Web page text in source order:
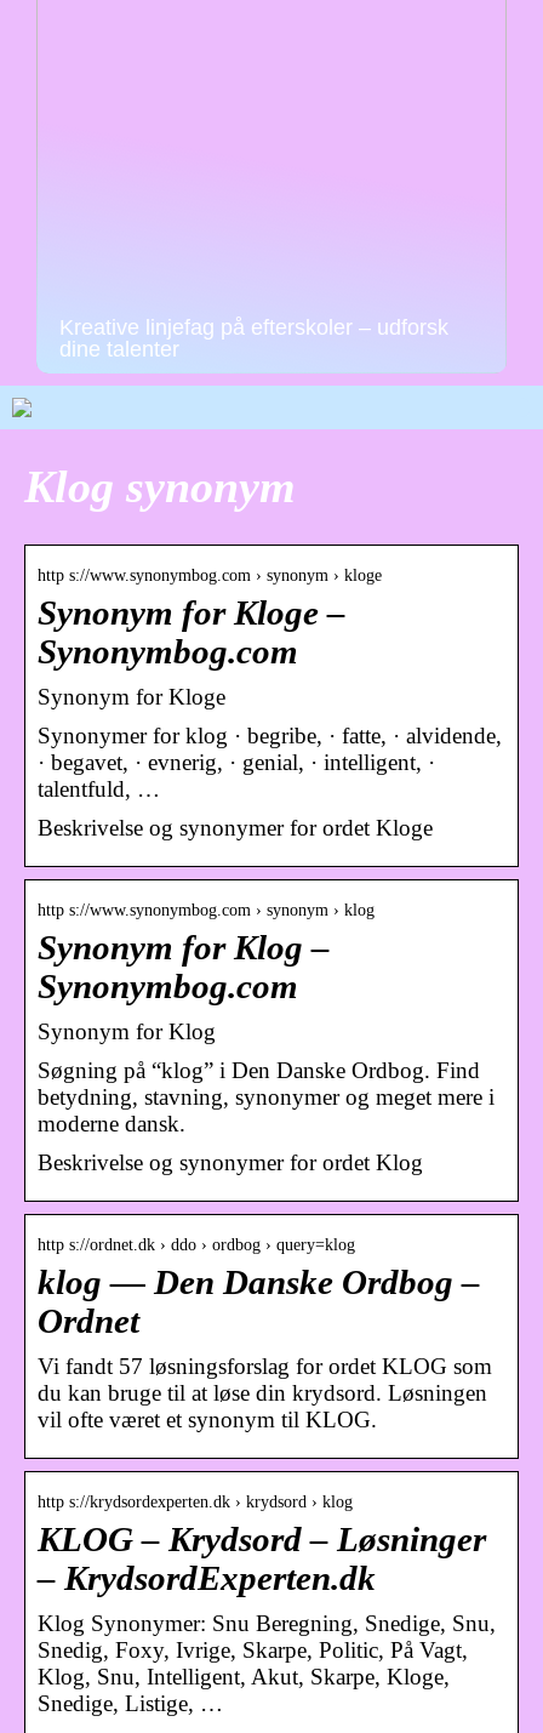
Kreative linjefag på efterskoler – udforsk
dine talenter
Klog synonym
http s://www.synonymbog.com › synonym › kloge
Synonym for Kloge –
Synonymbog.com
Synonym for Kloge
Synonymer for klog · begribe, · fatte, · alvidende,
· begavet, · evnerig, · genial, · intelligent, ·
talentfuld, …
Beskrivelse og synonymer for ordet Kloge
http s://www.synonymbog.com › synonym › klog
Synonym for Klog –
Synonymbog.com
Synonym for Klog
Søgning på “klog” i Den Danske Ordbog. Find
betydning, stavning, synonymer og meget mere i
moderne dansk.
Beskrivelse og synonymer for ordet Klog
http s://ordnet.dk › ddo › ordbog › query=klog
klog — Den Danske Ordbog –
Ordnet
Vi fandt 57 løsningsforslag for ordet KLOG som
du kan bruge til at løse din krydsord. Løsningen
vil ofte været et synonym til KLOG.
http s://krydsordexperten.dk › krydsord › klog
KLOG – Krydsord – Løsninger
– KrydsordExperten.dk
Klog Synonymer: Snu Beregning, Snedige, Snu,
Snedig, Foxy, Ivrige, Skarpe, Politic, På Vagt,
Klog, Snu, Intelligent, Akut, Skarpe, Kloge,
Snedige, Listige, …